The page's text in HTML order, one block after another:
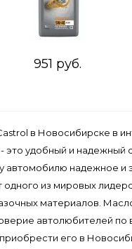
951 руб.
в Новосибирске в
это удобный и надежный
автомобилю надежное и
из мировых
материалов.
автолюбителей по
его в